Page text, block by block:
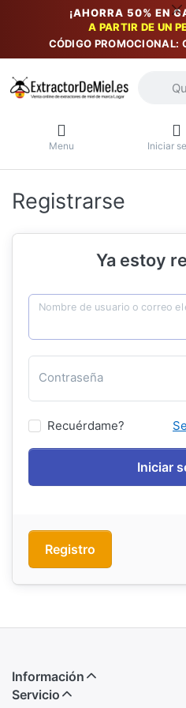
¡AHORRA 50% EN
A PARTIR DE UN
CÓDIGO PROMOCIONAL:
Menu Iniciar
Registrarse
Ya estoy
Nombre de usuario o correo
Contraseña
Recuérdame?
Iniciar
Registro
Información
Servicio